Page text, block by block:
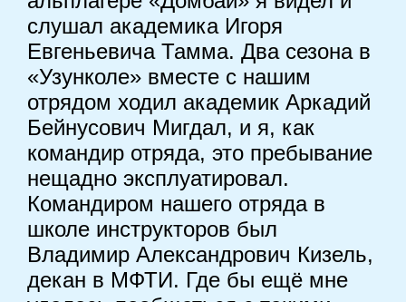
слушал академика Игоря
Евгеньевича Тамма. Два сезона в
«Узунколе» вместе с нашим
отрядом ходил академик Аркадий
Бейнусович Мигдал, и я, как
командир отряда, это пребывание
нещадно эксплуатировал.
Командиром нашего отряда в
школе инструкторов был
Владимир Александрович Кизель,
декан в МФТИ. Где бы ещё мне